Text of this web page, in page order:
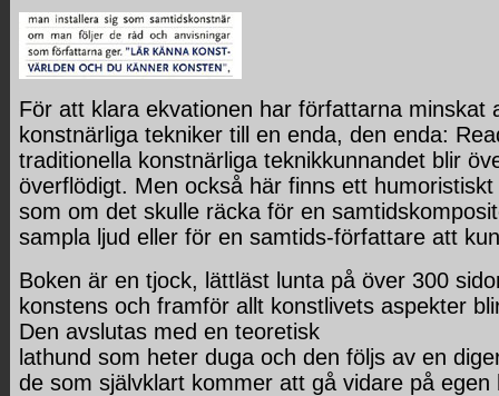
För att klara ekvationen har författarna minskat
konstnärliga tekniker till en enda, den enda:
traditionella konstnärliga teknikkunnandet blir
överflödigt. Men också här finns ett
som om det skulle räcka för en
sampla ljud eller för en samtids-författare att
Boken är en tjock, lättläst lunta på över 300
konstens och framför allt konstlivets aspekter
Den avslutas med en teoretisk
lathund som heter duga och den följs av en
de som självklart kommer att gå vidare på egen